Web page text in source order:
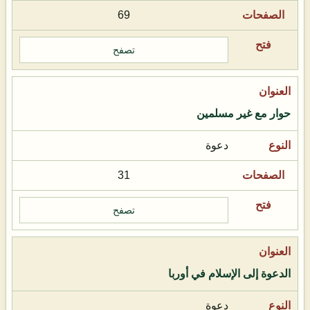
69
تصفح
حوار مع غير مسلمين
دعوة
31
تصفح
الدعوة إلى الإسلام في أوربا
دعوة